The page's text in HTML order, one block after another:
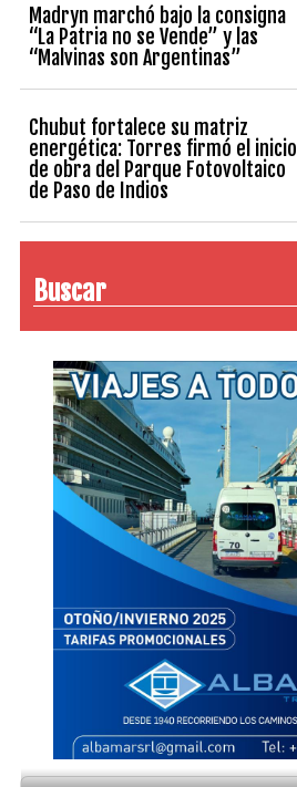
Madryn marchó bajo la consigna
“La Patria no se Vende” y las
“Malvinas son Argentinas”
Chubut fortalece su matriz
energética: Torres firmó el inicio
de obra del Parque Fotovoltaico
de Paso de Indios
Buscar